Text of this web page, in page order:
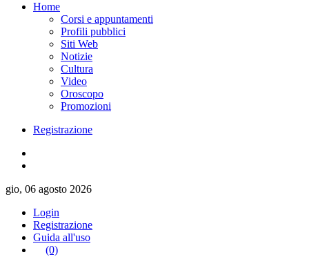
Home
Corsi e appuntamenti
Profili pubblici
Siti Web
Notizie
Cultura
Video
Oroscopo
Promozioni
Registrazione
gio, 06 agosto 2026
Login
Registrazione
Guida all'uso
(0)